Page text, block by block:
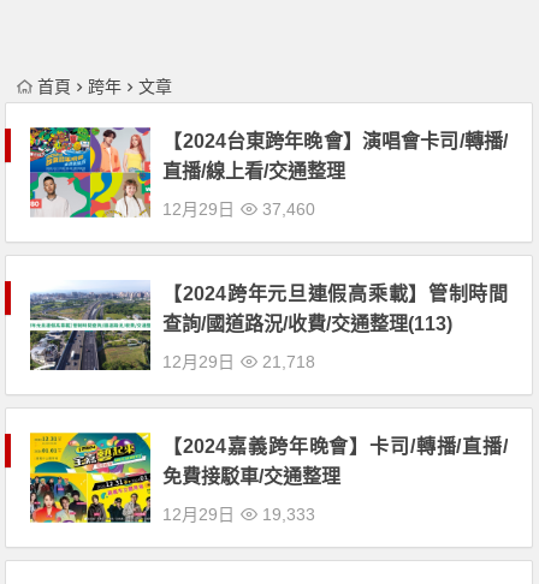
首頁 跨年 文章
【2024台東跨年晚會】演唱會卡司/轉播/
直播/線上看/交通整理
12月29日 37,460
【2024跨年元旦連假高乘載】管制時間
查詢/國道路況/收費/交通整理(113)
12月29日 21,718
【2024嘉義跨年晚會】卡司/轉播/直播/
免費接駁車/交通整理
12月29日 19,333